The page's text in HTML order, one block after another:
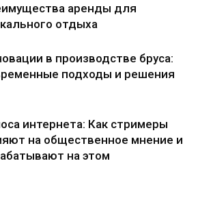
аренды для
отдыха
в производстве бруса:
подходы и решения
интернета: Как стримеры
на общественное мнение и
на этом